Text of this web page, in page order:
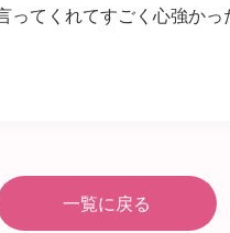
ってくれてすごく心強か
一覧に戻る